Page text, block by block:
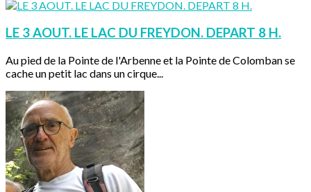
LE 3 AOUT. LE LAC DU FREYDON. DEPART 8 H.
Au pied de la Pointe de l'Arbenne et la Pointe de Colomban se
cache un petit lac dans un cirque...